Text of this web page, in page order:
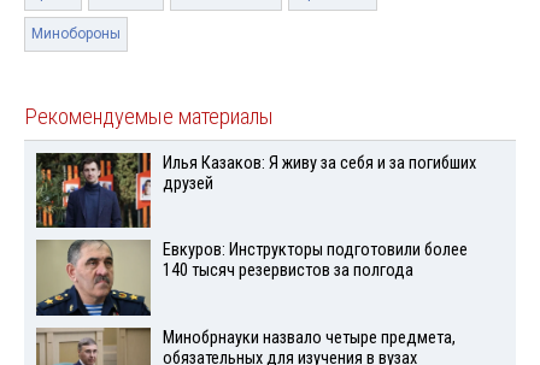
Минобороны
Рекомендуемые материалы
Илья Казаков: Я живу за себя и за погибших
друзей
Евкуров: Инструкторы подготовили более
140 тысяч резервистов за полгода
Минобрнауки назвало четыре предмета,
обязательных для изучения в вузах